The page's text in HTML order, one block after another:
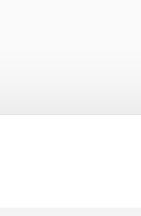
пластикового корпуса
система
Mag-Drive
магнитов,
воблера при забросе
дальнему и
как на
воде. Для B-Switcher
отлично подойдут
and Go, при которых
собственную игру. К
выпускается в
что позволяет
13.3 гр #100M — это не
японского
для тех, кто ценит стиль,
— ваш надежный